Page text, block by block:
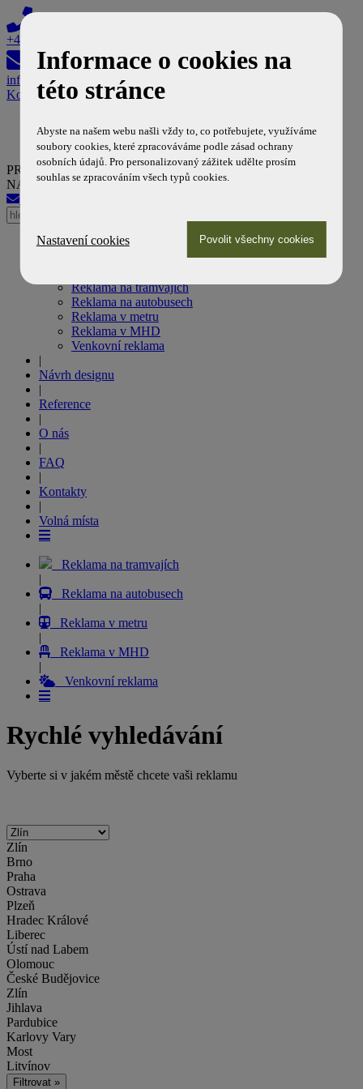
+420 608 603 308
info@reklamanamhd.cz
Košík
PROFESIONÁLNÍ PARTNER DOPRAVNÍCH PODNIKŮ
NA POLI MHD REKLAMY
Úvod
Reklama na tramvajích
Reklama na autobusech
Reklama v metru
Reklama v MHD
Venkovní reklama
|
Návrh designu
|
Reference
|
O nás
|
FAQ
|
Kontakty
|
Volná místa
Reklama na tramvajích
|
Reklama na autobusech
|
Reklama v metru
|
Reklama v MHD
|
Venkovní reklama
Rychlé vyhledávání
Vyberte si v jakém městě chcete vaši reklamu
Zlín
Brno
Praha
Ostrava
Plzeň
Hradec Králové
Liberec
Ústí nad Labem
Olomouc
České Budějovice
Zlín
Jihlava
Pardubice
Karlovy Vary
Most
Litvínov
Informace o cookies na
této stránce
Abyste na našem webu našli vždy to, co potřebujete, využíváme
soubory cookies, které zpracováváme podle zásad ochrany
osobních údajů. Pro personalizovaný zážitek udělte prosím
souhlas se zpracováním všech typů cookies.
Nastavení cookies